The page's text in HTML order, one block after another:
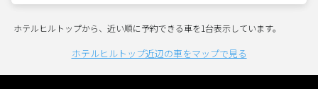
ホテルヒルトップから、近い順に予約できる車を1台表示しています。
ホテルヒルトップ近辺の車をマップで見る